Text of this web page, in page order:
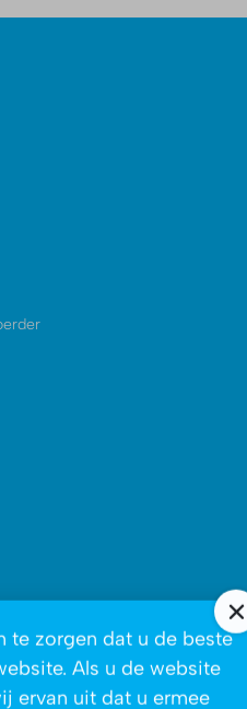
te zorgen dat u de beste
Als u de website
ervan uit dat u ermee